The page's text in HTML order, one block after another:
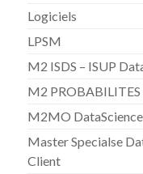
Logiciels
LPSM
M2 ISDS – ISUP
M2
M2MO DataScience
Master Specialse
Client